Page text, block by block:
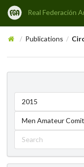
Real Federación
/ Publications /
2015
Men Amateur